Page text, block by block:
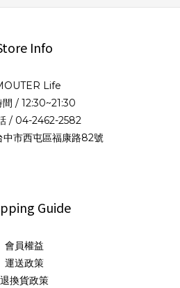
Info
Life
間 / 12:30~21:30
/ 04-2462-2582
中市西屯區福康路82號
Guide
會員權益
運送政策
退換貨政策